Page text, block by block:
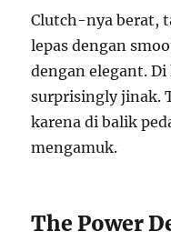
Clutch-nya berat,
lepas dengan
dengan elegant.
surprisingly jinak.
karena di balik
mengamuk.
The Power